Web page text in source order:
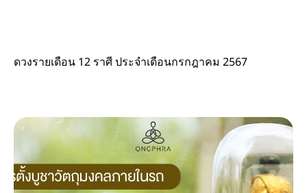
ดวงรายเดือน 12 ราศี ประจำเดือนกรกฎาคม 2567